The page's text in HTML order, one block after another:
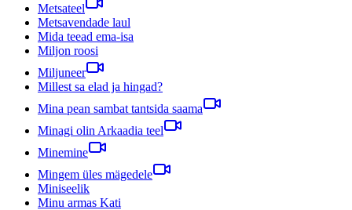
Metsateel
Metsavendade laul
Mida teead ema-isa
Miljon roosi
Miljuneer
Millest sa elad ja hingad?
Mina pean sambat tantsida saama
Minagi olin Arkaadia teel
Minemine
Mingem üles mägedele
Miniseelik
Minu armas Kati